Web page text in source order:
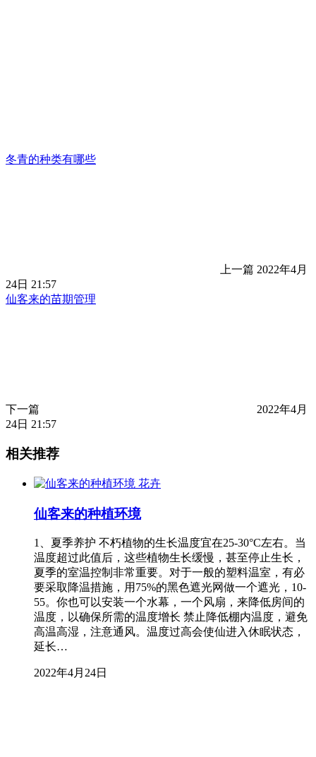
冬青的种类有哪些
上一篇 2022年4月
24日 21:57
仙客来的苗期管理
下一篇
2022年4月
24日 21:57
相关推荐
花卉
仙客来的种植环境
1、夏季养护 不朽植物的生长温度宜在25-30°C左右。当
温度超过此值后，这些植物生长缓慢，甚至停止生长，
夏季的室温控制非常重要。对于一般的塑料温室，有必
要采取降温措施，用75%的黑色遮光网做一个遮光，10-
55。你也可以安装一个水幕，一个风扇，来降低房间的
温度，以确保所需的温度增长 禁止降低棚内温度，避免
高温高湿，注意通风。温度过高会使仙进入休眠状态，
延长…
2022年4月24日